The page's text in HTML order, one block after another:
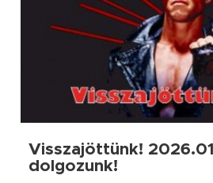
Visszajöttünk!
dolgozunk!